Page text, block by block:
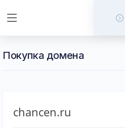
Покупка домена
chancen.ru